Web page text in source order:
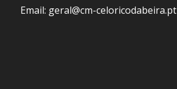
Email: geral@cm-celoricodabeira.pt